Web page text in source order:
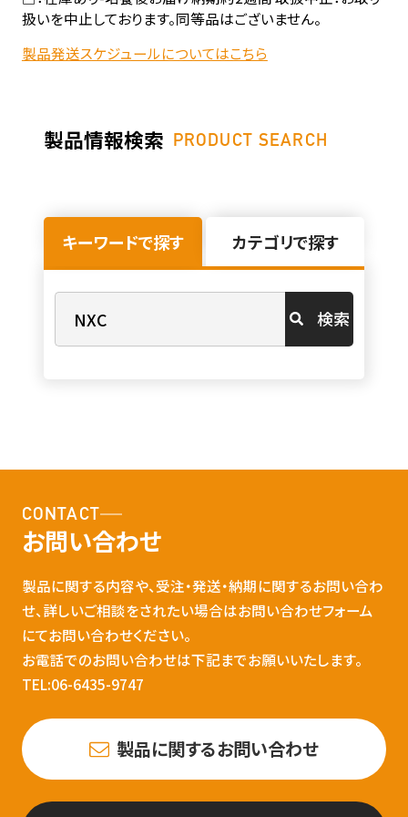
扱いを中止しております。同等品はございません。
製品発送スケジュールについてはこちら
製品情報検索 PRODUCT SEARCH
キーワードで探す カテゴリで探す
検索
CONTACT
お問い合わせ
製品に関する内容や、受注・発送・納期に関するお問い合わ
せ、詳しいご相談をされたい場合はお問い合わせフォーム
にてお問い合わせください。
お電話でのお問い合わせは下記までお願いいたします。
TEL:06-6435-9747
製品に関するお問い合わせ